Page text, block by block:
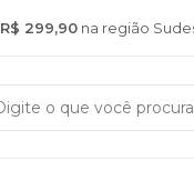
R$ 299,90 na região